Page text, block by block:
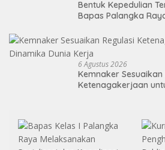
Bentuk Kepedulian
Bapas Palangka
6 Agustus 2026
Kemnaker Sesuaikan
Ketenagakerjaan